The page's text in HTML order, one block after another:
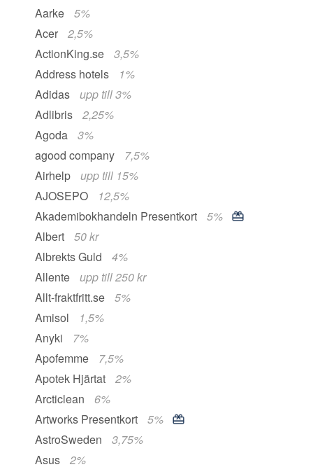
Aarke
5%
Acer
2,5%
ActionKing.se
3,5%
Address hotels
1%
Adidas
upp till 3%
Adlibris
2,25%
Agoda
3%
agood company
7,5%
Airhelp
upp till 15%
AJOSEPO
12,5%
Akademibokhandeln Presentkort
5%
Albert
50 kr
Albrekts Guld
4%
Allente
upp till 250 kr
Allt-fraktfritt.se
5%
Amisol
1,5%
Anyki
7%
Apofemme
7,5%
Apotek Hjärtat
2%
Arcticlean
6%
Artworks Presentkort
5%
AstroSweden
3,75%
Asus
2%